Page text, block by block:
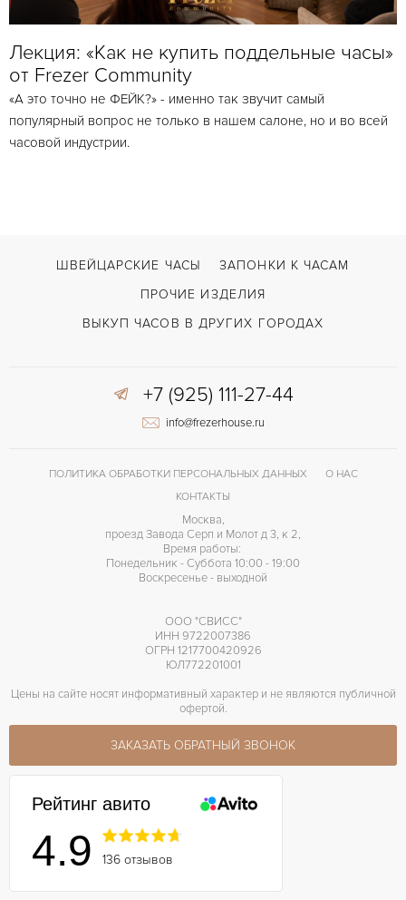
Лекция: «Как не купить поддельные часы»
от Frezer Community
«А это точно не ФЕЙК?» - именно так звучит самый
популярный вопрос не только в нашем салоне, но и во всей
часовой индустрии.
ШВЕЙЦАРСКИЕ ЧАСЫ
ЗАПОНКИ К ЧАСАМ
ПРОЧИЕ ИЗДЕЛИЯ
ВЫКУП ЧАСОВ В ДРУГИХ ГОРОДАХ
+7 (925) 111-27-44
info@frezerhouse.ru
ПОЛИТИКА ОБРАБОТКИ ПЕРСОНАЛЬНЫХ ДАННЫХ
О НАС
КОНТАКТЫ
Москва,
проезд Завода Серп и Молот д 3, к 2,
Время работы:
Понедельник - Суббота 10:00 - 19:00
Воскресенье - выходной
ООО "СВИСС"
ИНН 9722007386
ОГРН 1217700420926
ЮЛ772201001
Цены на сайте носят информативный характер и не являются публичной
офертой.
ЗАКАЗАТЬ ОБРАТНЫЙ ЗВОНОК
Рейтинг авито
4.9 136 отзывов